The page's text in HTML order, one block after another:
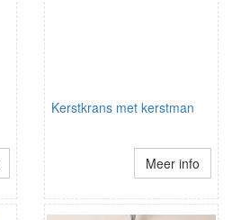
Kerstkrans met kerstman
Meer info